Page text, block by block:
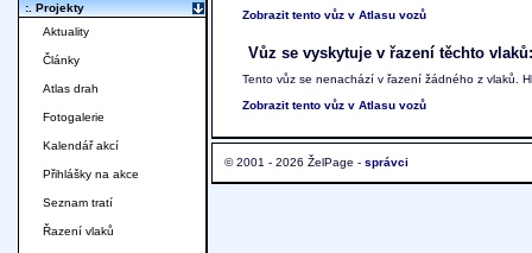
Zobrazit tento vůz v Atlasu vozů
Vůz se vyskytuje v řazení těchto vlaků:
Tento vůz se nenachází v řazení žádného z vlaků.
Zobrazit tento vůz v Atlasu vozů
© 2001 - 2026 ŽelPage - správci
:. Projekty
Aktuality
Články
Atlas drah
Fotogalerie
Kalendář akcí
Přihlášky na akce
Seznam tratí
Řazení vlaků